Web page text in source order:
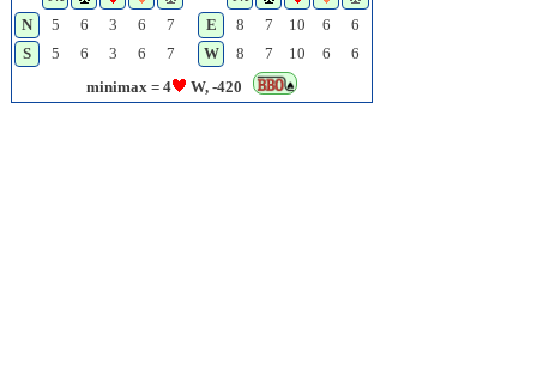
N
5 6 3 6 7 E 8 7 10 6
6
S
5 6 3 6 7 W 8 7 10 6
6
minimax = 4
W, -420